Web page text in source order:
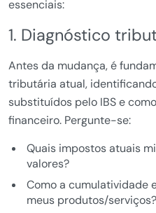
essenciais:
1. Diagnóstico
Antes da mudança, é
tributária atual,
substituídos pelo IBS e
financeiro. Pergunte-se:
Quais impostos atuais
valores?
Como a cumulatividade
meus produtos/serviços?